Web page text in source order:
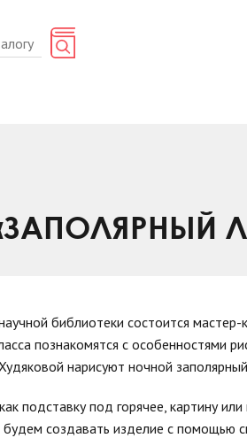
библиотеки состоится
познакомятся с особенностями
нарисуют ночной
подставку под горячее, картину
создавать изделие с помощью